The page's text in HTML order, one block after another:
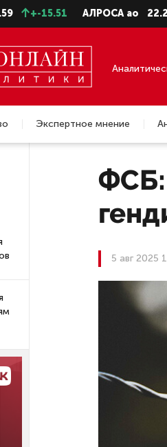
АЛРОСА ао 22.28 -
Экспертное мнение
ФСБ:
5 авг 2025